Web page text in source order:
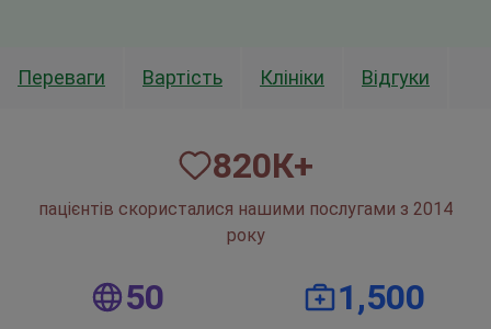
Переваги Вартість Клініки Відгуки
820К+
пацієнтів скористалися нашими послугами з 2014
року
50 1,500